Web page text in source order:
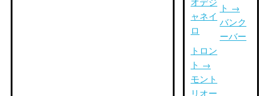
ャネイ
ロ
トロン
ト →
モント
リオー
ト →
バンク
ーバー